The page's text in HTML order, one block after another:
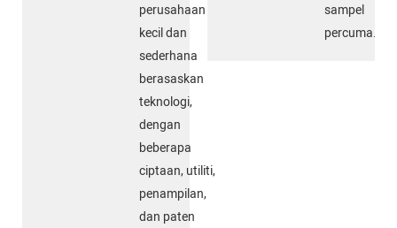
perusahaan
kecil dan
sederhana
berasaskan
teknologi,
dengan
beberapa
ciptaan, utiliti,
penampilan,
dan paten
sampel
percuma.